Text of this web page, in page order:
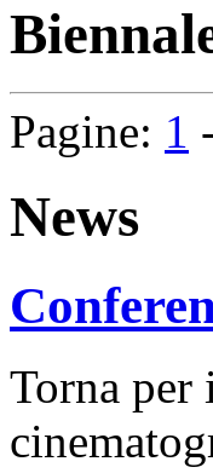
Pagine: 1
News
Torna per